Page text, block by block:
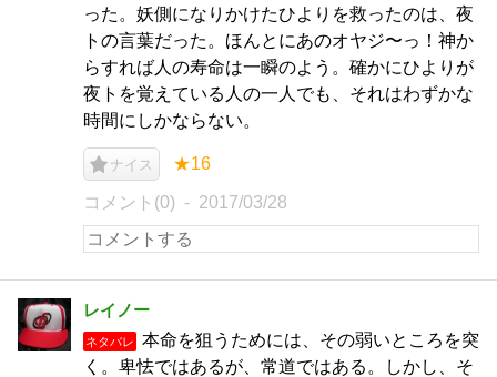
った。妖側になりかけたひよりを救ったのは、夜
トの言葉だった。ほんとにあのオヤジ〜っ！神か
らすれば人の寿命は一瞬のよう。確かにひよりが
夜トを覚えている人の一人でも、それはわずかな
時間にしかならない。
ナイス ★16
コメント(0) 2017/03/28
レイノー
ネタバレ
本命を狙うためには、その弱いところを突
く。卑怯ではあるが、常道ではある。しかし、そ